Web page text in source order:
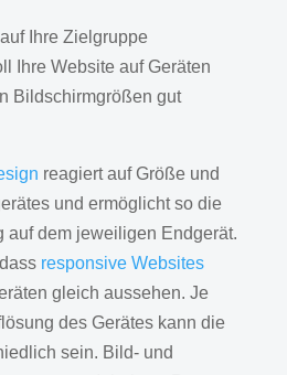
Ihre Zielgruppe
Ihre Website auf Geräten
Bildschirmgrößen gut
reagiert auf Größe und
und ermöglicht so die
auf dem jeweiligen Endgerät.
responsive Websites
gleich aussehen. Je
des Gerätes kann die
sein. Bild- und